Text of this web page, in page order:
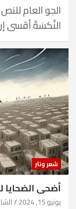
النَّكسَةُ أقَسى
شعر ونثر
أضحى الضحايا
يونيو 15, 2024